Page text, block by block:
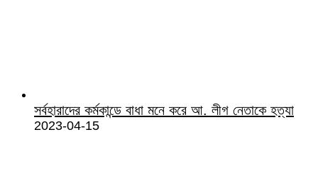
সর্বহারাদের কর্মকান্ডে বাধা মনে করে আ. লীগ নেতাকে হত্যা
2023-04-15